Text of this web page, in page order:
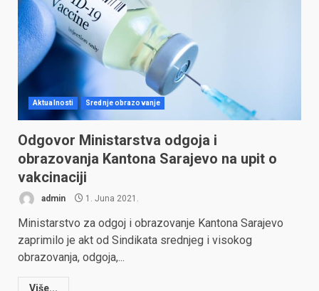
Aktualnosti Srednje obrazovanje
Odgovor Ministarstva odgoja i
obrazovanja Kantona Sarajevo na upit o
vakcinaciji
admin 1. Juna 2021.
Ministarstvo za odgoj i obrazovanje Kantona Sarajevo
zaprimilo je akt od Sindikata srednjeg i visokog
obrazovanja, odgoja,...
Više...